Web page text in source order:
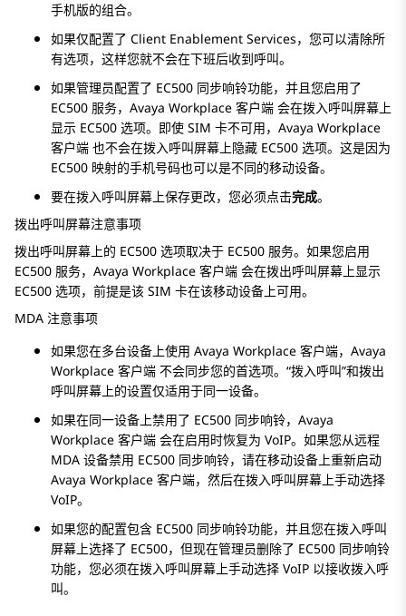
手机版的组合。
如果仅配置了 Client Enablement Services，您可以清除所
有选项，这样您就不会在下班后收到呼叫。
如果管理员配置了 EC500 同步响铃功能，并且您启用了
EC500 服务， Avaya Workplace 客户端 会在拨入呼叫屏幕上
显示 EC500 选项。即使 SIM 卡不可用， Avaya Workplace
客户端 也不会在拨入呼叫屏幕上隐藏 EC500 选项。这是因为
EC500 映射的手机号码也可以是不同的移动设备。
要在拨入呼叫屏幕上保存更改，您必须点击完成。
拨出呼叫屏幕注意事项
拨出呼叫屏幕上的 EC500 选项取决于 EC500 服务。如果您启用
EC500 服务， Avaya Workplace 客户端 会在拨出呼叫屏幕上显示
EC500 选项，前提是该 SIM 卡在该移动设备上可用。
MDA 注意事项
如果您在多台设备上使用 Avaya Workplace 客户端， Avaya
Workplace 客户端 不会同步您的首选项。“拨入呼叫”和拨出
呼叫屏幕上的设置仅适用于同一设备。
如果在同一设备上禁用了 EC500 同步响铃， Avaya
Workplace 客户端 会在启用时恢复为 VoIP。如果您从远程
MDA 设备禁用 EC500 同步响铃，请在移动设备上重新启动
Avaya Workplace 客户端，然后在拨入呼叫屏幕上手动选择
VoIP。
如果您的配置包含 EC500 同步响铃功能，并且您在拨入呼叫
屏幕上选择了 EC500，但现在管理员删除了 EC500 同步响铃
功能，您必须在拨入呼叫屏幕上手动选择 VoIP 以接收拨入呼
叫。